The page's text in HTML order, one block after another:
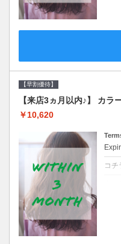
【早割優待】
【来店3ヵ月以内♪】 カラ
￥10,620
コチ